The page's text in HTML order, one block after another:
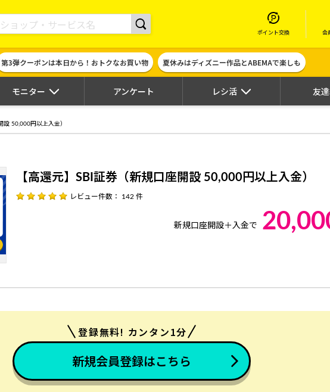
現金やギフト券に交換できるポイントサイト | ハピタス
ポイント交換 会
第3弾クーポンは本日から！おトクなお買い物 夏休みはディズニー作品とABEMAで楽しも
モニター アンケート レシ活 友
設 50,000円以上入金）
【高還元】SBI証券（新規口座開設 50,000円以上入金）
レビュー件数： 142 件
新規口座開設＋入金で
登録無料! カンタン1分
新規会員登録はこちら